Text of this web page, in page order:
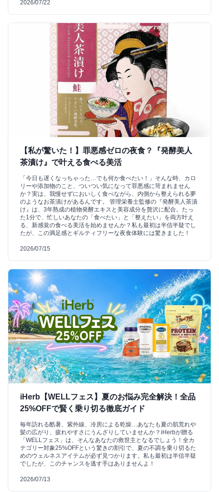
2026/07/22
【私が驚いた！】罪悪感ゼロの夜食？『発酵美人
茶漬け』で叶える食べる美活
「今日も遅くなっちゃった…でも何か食べたい！」そんな時、カロ
リーや添加物のこと、ついつい気になって罪悪感に苛まれません
か？実は、我慢せずにおいしく食べながら、内側から整えられる夢
のようなお茶漬けがあるんです。 管理栄養士監修の『発酵美人茶漬
け』は、3年熟成の植物発酵エキスと美容成分を贅沢に配合。たっ
た1分で、忙しいあなたの「食べたい」と「整えたい」を両方叶え
る、新感覚の食べる美活を始めませんか？私も最初は半信半疑でし
たが、この満足感とギルティフリーな夜食体験には驚きました！
2026/07/15
iHerb【WELLフェス】夏のお悩み完全解決！全品
25%OFFで賢く乗り切る徹底ガイド
毎年訪れる酷暑、紫外線、冷房による乾燥…あなたも夏の肌荒れや
髪の広がり、疲れやすさにうんざりしていませんか？iHerbが贈る
「WELLフェス」は、そんなあなたの救世主となるでしょう！全カ
テゴリー対象25%OFFという驚きの割引で、夏の不調を乗り切るた
めのウェルネスアイテムが必ず見つかります。私も最初は半信半疑
でしたが、このチャンスを逃す手はありませんよ！
2026/07/13